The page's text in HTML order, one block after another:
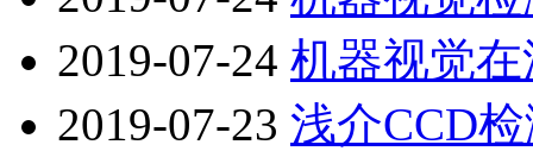
2019-07-24 机器视觉
2019-07-23 浅介CCD